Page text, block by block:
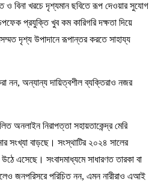
বিনা খরচে দৃশ্যমান ছবিতে রূপ দেওয়ার সুযোগ
প্রযুক্তি খুব কম কারিগরি দক্ষতা দিয়ে
দৃশ্য উপাদানে রূপান্তর করতে সাহায্য
নন, অন্যান্য দায়িত্বশীল ব্যক্তিরাও নজর
অনলাইন নিরাপত্তা সহায়তাকেন্দ্র মেরি
সংখ্যা বাড়ছে। সংস্থাটির ২০২৪ সালের
এসেছে। সংবাদমাধ্যমে সাধারণত তারকা বা
জনপরিসরে পরিচিত নন, এমন নারীরাও এআই